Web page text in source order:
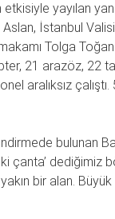
yayılan
İstanbul
Tolga
21 arazöz, 22
aralıksız
bulunan
çanta’ dediğimiz
bir alan.